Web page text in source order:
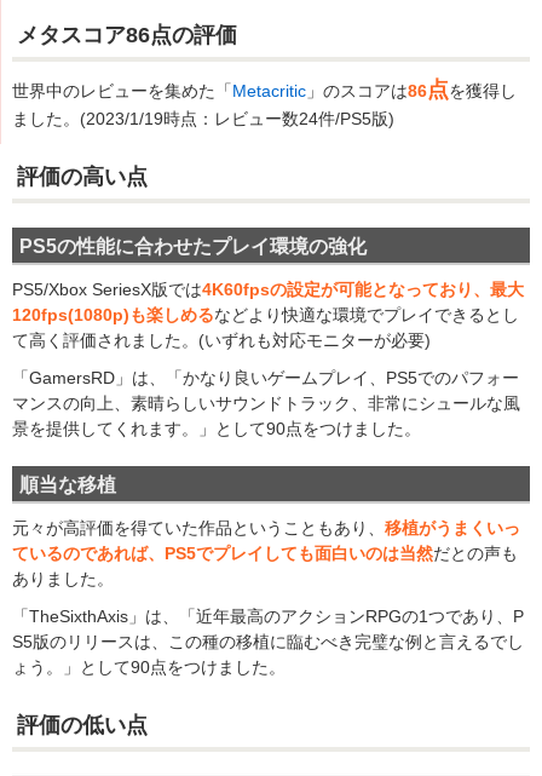
メタスコア86点の評価
世界中のレビューを集めた「Metacritic 」のスコアは86点を獲得し
ました。(2023/1/19時点：レビュー数24件/PS5版)
評価の高い点
PS5の性能に合わせたプレイ環境の強化
PS5/Xbox SeriesX版では4K60fpsの設定が可能となっており、最大
120fps(1080p)も楽しめるなどより快適な環境でプレイできるとし
て高く評価されました。(いずれも対応モニターが必要)
「GamersRD」は、「かなり良いゲームプレイ、PS5でのパフォー
マンスの向上、素晴らしいサウンドトラック、非常にシュールな風
景を提供してくれます。」として90点をつけました。
順当な移植
元々が高評価を得ていた作品ということもあり、 移植がうまくいっ
ているのであれば、PS5でプレイしても面白いのは当然だとの声も
ありました。
「TheSixthAxis」は、「近年最高のアクションRPGの1つであり、P
S5版のリリースは、この種の移植に臨むべき完璧な例と言えるでし
ょう。」として90点をつけました。
評価の低い点